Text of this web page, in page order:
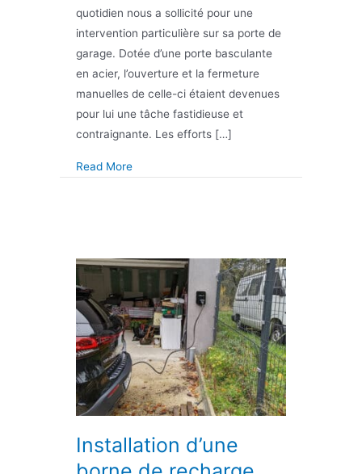
quotidien nous a sollicité pour une
intervention particulière sur sa porte de
garage. Dotée d’une porte basculante
en acier, l’ouverture et la fermeture
manuelles de celle-ci étaient devenues
pour lui une tâche fastidieuse et
contraignante. Les efforts […]
Read Moreabout Motorisation d’une porte de garage
Installation d’une